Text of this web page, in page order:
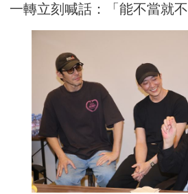
一轉立刻喊話：「能不當就不